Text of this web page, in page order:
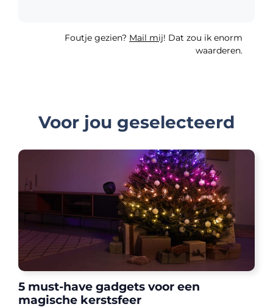
Foutje gezien? Mail mij! Dat zou ik enorm
waarderen.
Voor jou geselecteerd
5 must-have gadgets voor een
magische kerstsfeer